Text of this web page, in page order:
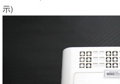
示)